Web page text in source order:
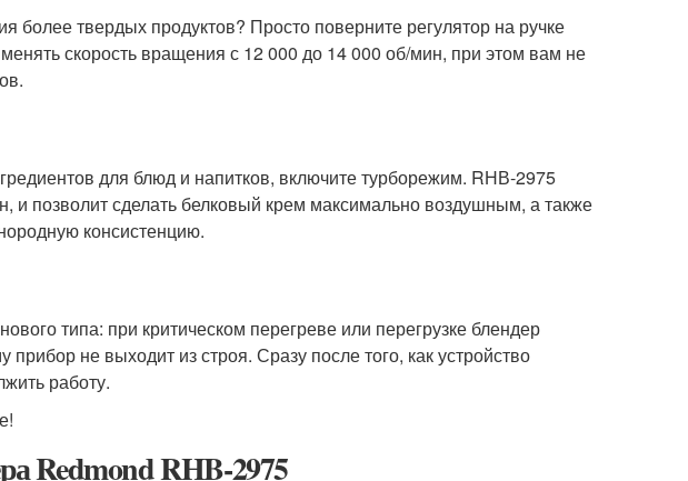
более твердых продуктов? Просто поверните регулятор на ручке
скорость вращения с 12 000 до 14 000 об/мин, при этом вам не
для блюд и напитков, включите турборежим. RНВ-2975
и позволит сделать белковый крем максимально воздушным, а также
консистенцию.
типа: при критическом перегреве или перегрузке блендер
прибор не выходит из строя. Сразу после того, как устройство
работу.
Redmond RHB-2975